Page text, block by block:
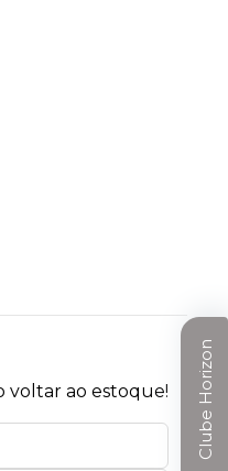
voltar ao estoque! Clube Horizon